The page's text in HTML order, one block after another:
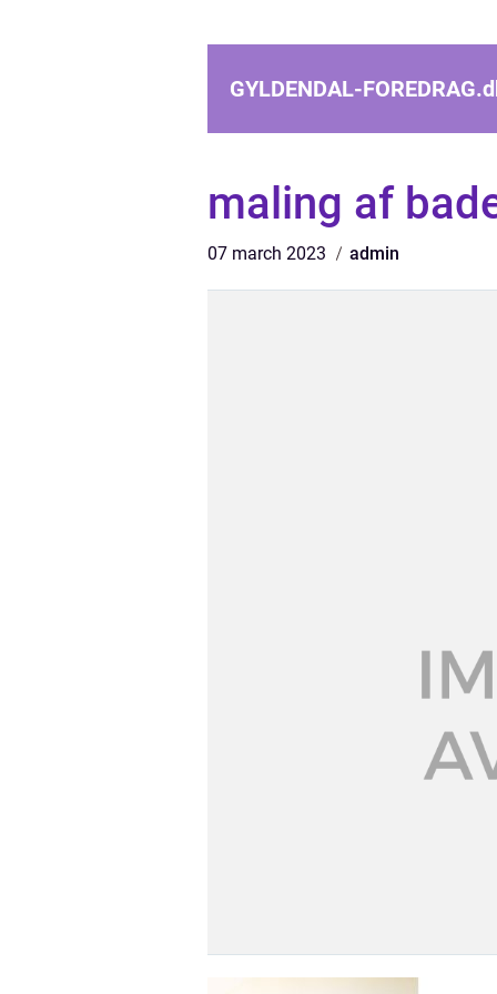
GYLDENDAL-FOREDRAG.
maling af
07 march 2023 admin